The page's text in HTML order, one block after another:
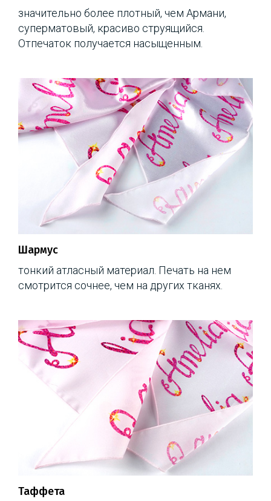
значительно более плотный, чем Армани,
суперматовый, красиво струящийся.
Отпечаток получается насыщенным.
Шармус
тонкий атласный материал. Печать на нем
смотрится сочнее, чем на других тканях.
Таффета